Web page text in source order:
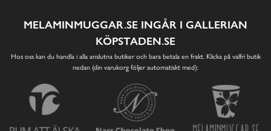
MELAMINMUGGAR.SE INGÅR I GALLERIAN
KÖPSTADEN.SE
Hos oss kan du handla i alla anslutna butiker och bara betala en frakt. Klicka på valfri butik
nedan (din varukorg följer automatiskt med):